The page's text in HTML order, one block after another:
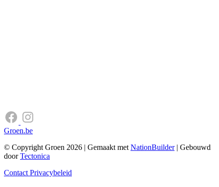
Groen.be
© Copyright Groen 2026 | Gemaakt met NationBuilder| Gebouwd
doorTectonica
Contact Privacybeleid